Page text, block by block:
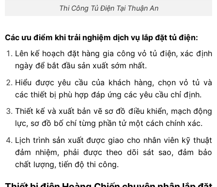
Thi Công Tủ Điện Tại Thuận An
Các ưu điểm khi trải nghiệm dịch vụ lắp đặt tủ điện:
Lên kế hoạch đặt hàng gia công vỏ tủ điện, xác định
ngày để bắt đầu sản xuất sớm nhất.
Hiểu được yêu cầu của khách hàng, chọn vỏ tủ và
các thiết bị phù hợp đáp ứng các yêu cầu chỉ định.
Thiết kế và xuất bản vẽ sơ đồ điều khiển, mạch động
lực, sơ đồ bố chí từng phần tử một cách chính xác.
Lịch trình sản xuất được giao cho nhân viên kỹ thuật
đảm nhiệm, phải được theo dõi sát sao, đảm bảo
chất lượng, tiến độ thi công.